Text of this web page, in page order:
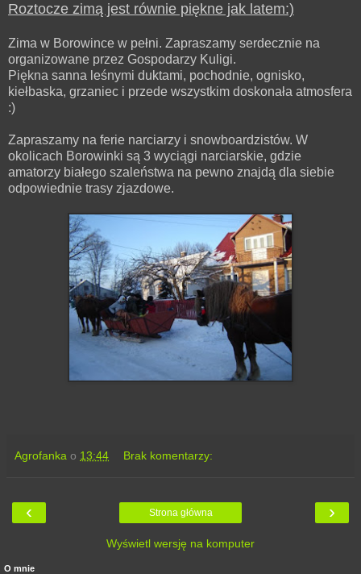
Roztocze zimą jest równie piękne jak latem:)
Zima w Borowince w pełni. Zapraszamy serdecznie na
organizowane przez Gospodarzy Kuligi.
Piękna sanna leśnymi duktami, pochodnie, ognisko,
kiełbaska, grzaniec i przede wszystkim doskonała atmosfera
:)
Zapraszamy na ferie narciarzy i snowboardzistów. W
okolicach Borowinki są 3 wyciągi narciarskie, gdzie
amatorzy białego szaleństwa na pewno znajdą dla siebie
odpowiednie trasy zjazdowe.
Agrofanka o 13:44 Brak komentarzy:
‹ ›
Strona główna
Wyświetl wersję na komputer
O mnie